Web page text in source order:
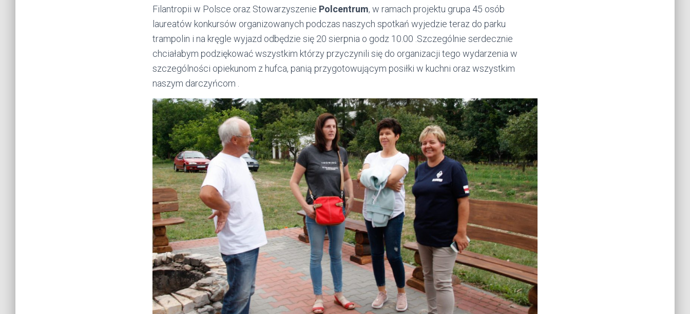
Filantropii w Polsce oraz Stowarzyszenie Polcentrum, w ramach projektu grupa 45 osób
laureatów konkursów organizowanych podczas naszych spotkań wyjedzie teraz do parku
trampolin i na kręgle wyjazd odbędzie się 20 sierpnia o godz 10.00 .Szczególnie serdecznie
chciałabym podziękować wszystkim którzy przyczynili się do organizacji tego wydarzenia w
szczególności opiekunom z hufca, panią przygotowującym posiłki w kuchni oraz wszystkim
naszym darczyńcom .